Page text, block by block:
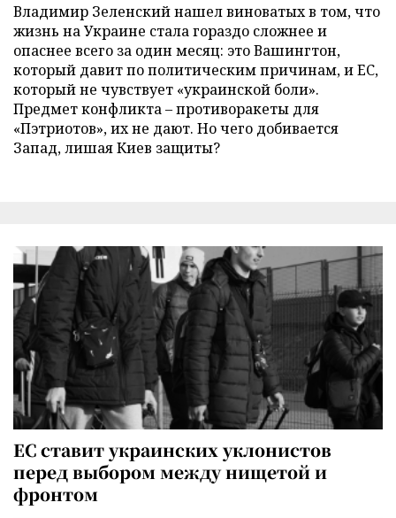
Владимир Зеленский нашел виноватых в том, что
жизнь на Украине стала гораздо сложнее и
опаснее всего за один месяц: это Вашингтон,
который давит по политическим причинам, и ЕС,
который не чувствует «украинской боли».
Предмет конфликта – противоракеты для
«Пэтриотов», их не дают. Но чего добивается
Запад, лишая Киев защиты?
ЕС ставит украинских уклонистов
перед выбором между нищетой и
фронтом